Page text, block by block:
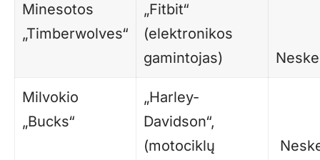
Minesotos
„Timberwolves“
„Fitbit“
(elektronikos
gamintojas)
Milvokio
„Bucks“
„Harley-
Davidson“,
(motociklų